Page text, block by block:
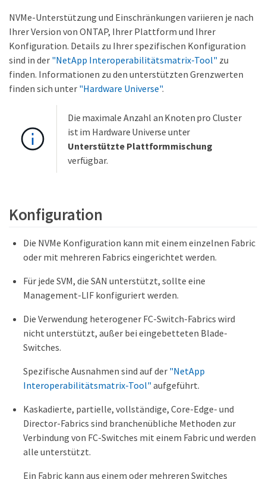
NVMe-Unterstützung und Einschränkungen variieren je nach
Ihrer Version von ONTAP, Ihrer Plattform und Ihrer
Konfiguration. Details zu Ihrer spezifischen Konfiguration
sind in der "NetApp Interoperabilitätsmatrix-Tool" zu
finden. Informationen zu den unterstützten Grenzwerten
finden sich unter "Hardware Universe".
Die maximale Anzahl an Knoten pro Cluster
ist im Hardware Universe unter
Unterstützte Plattformmischung
verfügbar.
Konfiguration
Die NVMe Konfiguration kann mit einem einzelnen Fabric
oder mit mehreren Fabrics eingerichtet werden.
Für jede SVM, die SAN unterstützt, sollte eine
Management-LIF konfiguriert werden.
Die Verwendung heterogener FC-Switch-Fabrics wird
nicht unterstützt, außer bei eingebetteten Blade-
Switches.
Spezifische Ausnahmen sind auf der "NetApp
Interoperabilitätsmatrix-Tool" aufgeführt.
Kaskadierte, partielle, vollständige, Core-Edge- und
Director-Fabrics sind branchenübliche Methoden zur
Verbindung von FC-Switches mit einem Fabric und werden
alle unterstützt.
Ein Fabric kann aus einem oder mehreren Switches